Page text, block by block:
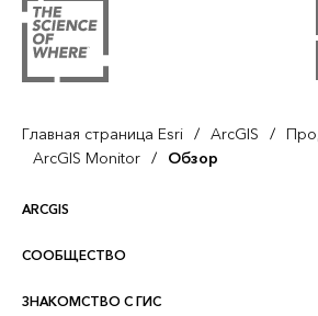
Главная страница Esri / ArcGIS /
ArcGIS Monitor / Обзор
ARCGIS
Обзор ArcGIS
СООБЩЕСТВО
Сообщества и форумы
ЗНАКОМСТВО С ГИС